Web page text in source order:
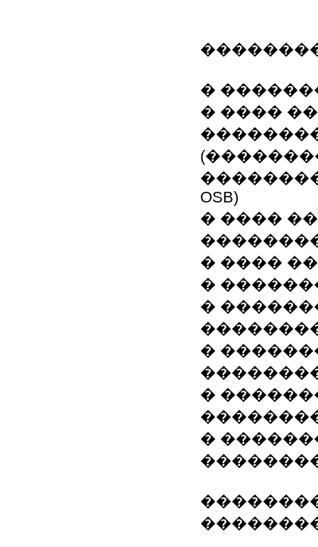
�
� ����
OSB)
� ����
� ����
�
�
�
�
�